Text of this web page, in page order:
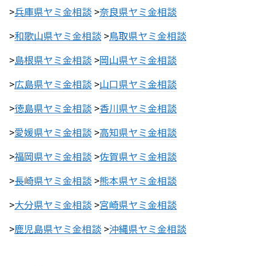
>兵庫県ヤミ金相談 >奈良県ヤミ金相談
>和歌山県ヤミ金相談 >鳥取県ヤミ金相談
>島根県ヤミ金相談 >岡山県ヤミ金相談
>広島県ヤミ金相談 >山口県ヤミ金相談
>徳島県ヤミ金相談 >香川県ヤミ金相談
>愛媛県ヤミ金相談 >高知県ヤミ金相談
>福岡県ヤミ金相談 >佐賀県ヤミ金相談
>長崎県ヤミ金相談 >熊本県ヤミ金相談
>大分県ヤミ金相談 >宮崎県ヤミ金相談
>鹿児島県ヤミ金相談 >沖縄県ヤミ金相談